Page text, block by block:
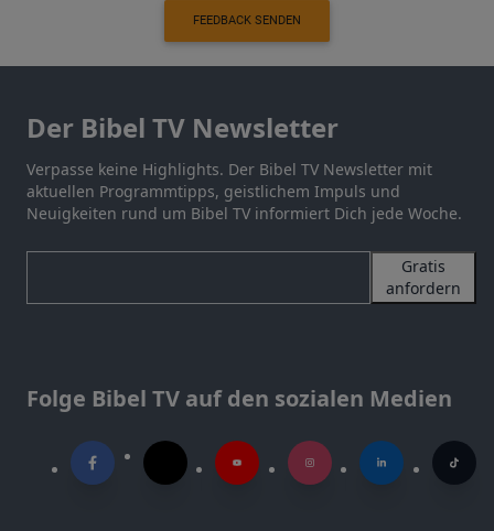
FEEDBACK SENDEN
Der Bibel TV Newsletter
Verpasse keine Highlights. Der Bibel TV Newsletter mit
aktuellen Programmtipps, geistlichem Impuls und
Neuigkeiten rund um Bibel TV informiert Dich jede Woche.
Gratis
anfordern
Folge Bibel TV auf den sozialen Medien